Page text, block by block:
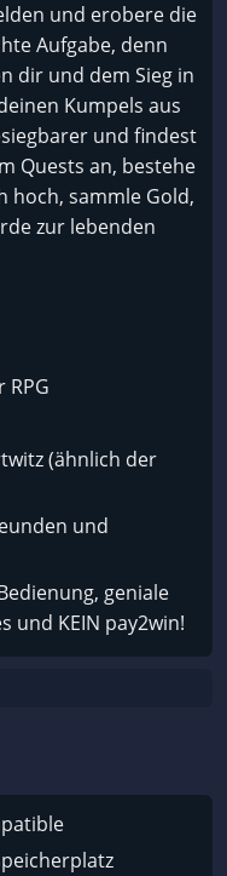
und erobere die
Aufgabe, denn
dir und dem Sieg in
Kumpels aus
und findest
Quests an, bestehe
hoch, sammle Gold,
zur lebenden
(ähnlich der
und
geniale
und KEIN pay2win!